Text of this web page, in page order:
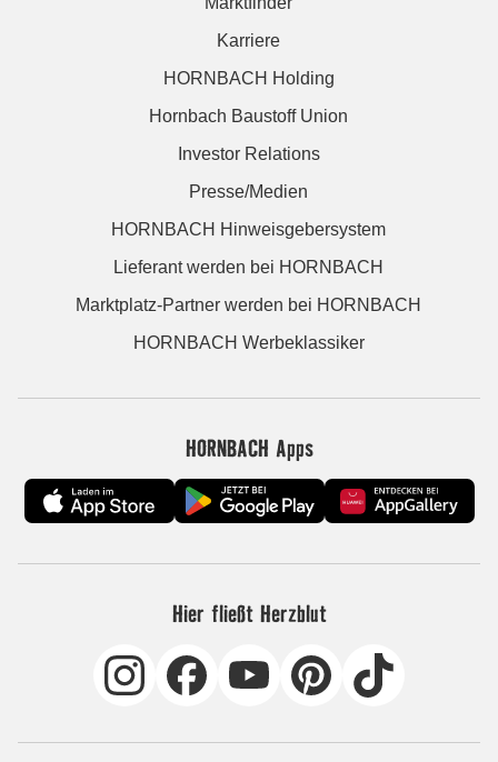
Karriere
HORNBACH Holding
Hornbach Baustoff Union
Investor Relations
Presse/Medien
HORNBACH Hinweisgebersystem
Lieferant werden bei HORNBACH
Marktplatz-Partner werden bei HORNBACH
HORNBACH Werbeklassiker
HORNBACH Apps
Hier fließt Herzblut